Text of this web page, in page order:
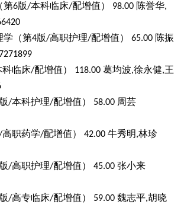
第6版/本科临床/配增值） 98.00 陈誉华,
学（第4版/高职护理/配增值） 65.00 陈振
科临床/配增值） 118.00 葛均波,徐永健,王
版/本科护理/配增值） 58.00 周芸
高职药学/配增值） 42.00 牛秀明,林珍
版/高职护理/配增值） 45.00 张小来
版/高专临床/配增值） 59.00 魏志平,胡晓